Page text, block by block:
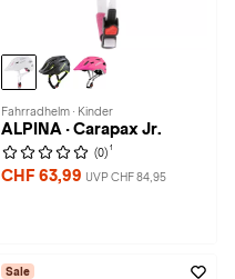
Fahrradhelm · Kinder
ALPINA · Carapax Jr.
(0) 1
CHF 63,99 UVP CHF 84,95
Sale